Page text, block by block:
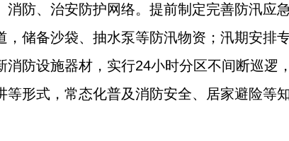
防、治安防护网络。提前制定完善防汛应
，储备沙袋、抽水泵等防汛物资；汛期安排
防设施器材，实行24小时分区不间断巡逻
形式，常态化普及消防安全、居家避险等